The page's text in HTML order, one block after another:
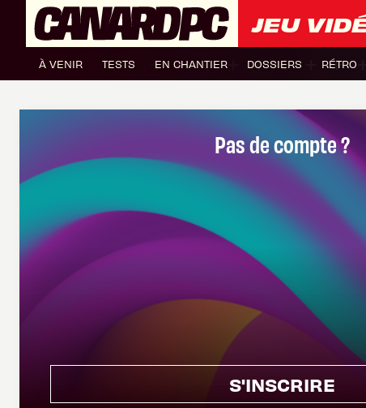
JEU
À VENIR TESTS EN CHANTIER DOSSIERS RÉTRO
Pas de compte ?
S'INSCRIRE